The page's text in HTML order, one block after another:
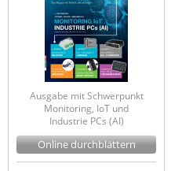
Vision
WATTECO
Westermo
Yuasa
ZPE Systems
Ausgabe mit Schwerpunkt
Monitoring, IoT und
Industrie PCs (AI)
Online durchblättern